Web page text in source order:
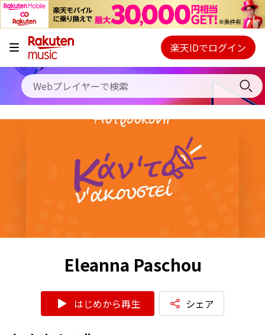
キャンペーン
料金プラン
使い方
初回30日間無料お試し
Webプレイヤー
ご契約内容の確認・変更
楽天IDでログイン
Eleanna Paschou
はじめから再生 シェア